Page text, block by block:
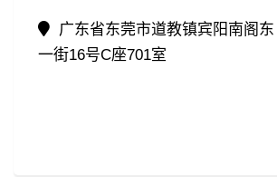
广东省东莞市道教镇宾阳南阁东
一街16号C座701室